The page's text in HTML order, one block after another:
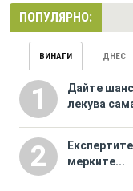
ПОПУЛЯРНО:
ВИНАГИ ДНЕС
1
Дайте
лекува
2
мерките...